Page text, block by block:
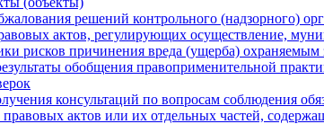
решений контрольного (надзорного)
актов, регулирующих осуществление,
рисков причинения вреда (ущерба) охраняемым
обобщения правоприменительной
консультаций по вопросам соблюдения
актов или их отдельных частей,